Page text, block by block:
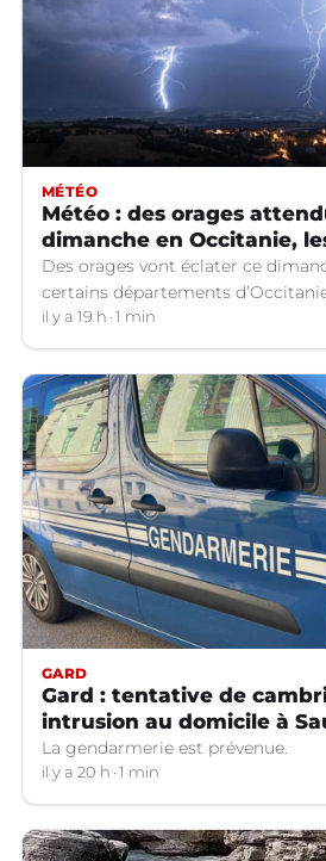
MÉTÉO
Météo : des orages
dimanche en Occitanie,
Des orages vont éclater ce
certains départements
il y a 19 h 1 min
GARD
Gard : tentative de
intrusion au domicile à
La gendarmerie est prévenue.
il y a 20 h 1 min